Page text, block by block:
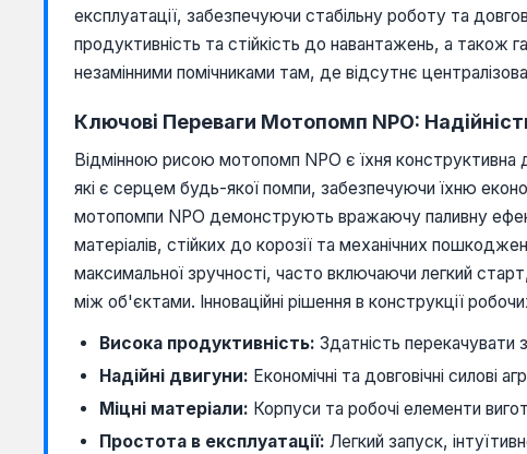
експлуатації, забезпечуючи стабільну роботу та
продуктивність та стійкість до навантажень, а також
незамінними помічниками там, де відсутнє
Ключові Переваги Мотопомп NPO:
Відмінною рисою мотопомп NPO є їхня конструктивна
які є серцем будь-якої помпи, забезпечуючи їхню
мотопомпи NPO демонструють вражаючу паливну
матеріалів, стійких до корозії та механічних
максимальної зручності, часто включаючи легкий
між об'єктами. Інноваційні рішення в конструкції
Висока продуктивність: Здатність
Надійні двигуни: Економічні та довговічні силові
Міцні матеріали: Корпуси та робочі елементи
Простота в експлуатації: Легкий запуск,